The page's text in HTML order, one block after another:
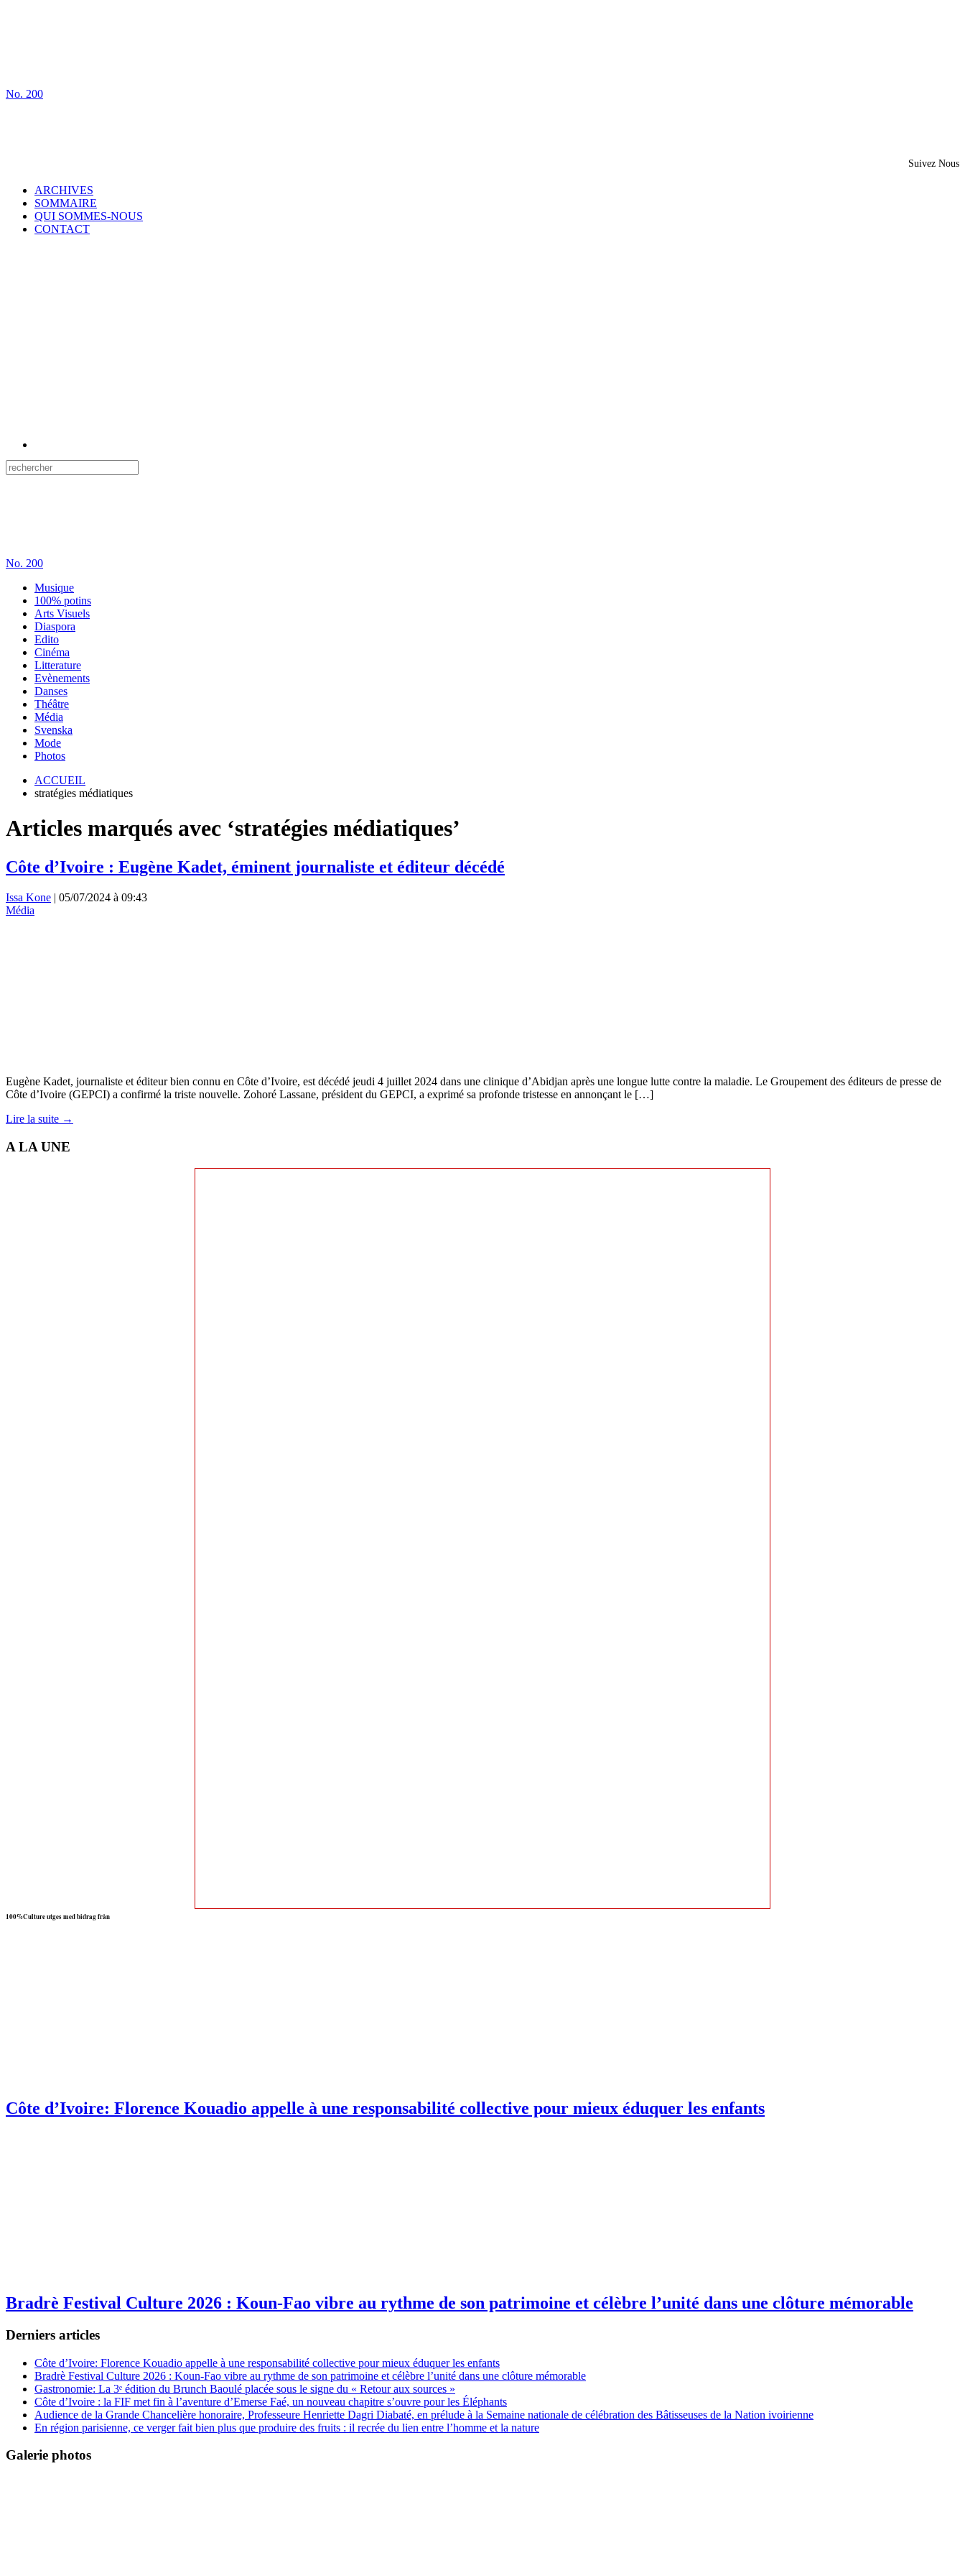
No. 200
Suivez Nous
ARCHIVES
SOMMAIRE
QUI SOMMES-NOUS
CONTACT
No. 200
Musique
100% potins
Arts Visuels
Diaspora
Edito
Cinéma
Litterature
Evènements
Danses
Théâtre
Média
Svenska
Mode
Photos
ACCUEIL
stratégies médiatiques
Articles marqués avec ‘stratégies médiatiques’
Côte d’Ivoire : Eugène Kadet, éminent journaliste et éditeur décédé
Issa Kone | 05/07/2024 à 09:43
Média
Eugène Kadet, journaliste et éditeur bien connu en Côte d’Ivoire, est décédé jeudi 4 juillet 2024 dans une clinique d’Abidjan après une longue lutte contre la maladie. Le Groupement des éditeurs de presse de
Côte d’Ivoire (GEPCI) a confirmé la triste nouvelle. Zohoré Lassane, président du GEPCI, a exprimé sa profonde tristesse en annonçant le […]
Lire la suite →
A LA UNE
100%Culture utges med bidrag från
Côte d’Ivoire: Florence Kouadio appelle à une responsabilité collective pour mieux éduquer les enfants
Bradrè Festival Culture 2026 : Koun-Fao vibre au rythme de son patrimoine et célèbre l’unité dans une clôture mémorable
Derniers articles
Côte d’Ivoire: Florence Kouadio appelle à une responsabilité collective pour mieux éduquer les enfants
Bradrè Festival Culture 2026 : Koun-Fao vibre au rythme de son patrimoine et célèbre l’unité dans une clôture mémorable
Gastronomie: La 3ᵉ édition du Brunch Baoulé placée sous le signe du « Retour aux sources »
Côte d’Ivoire : la FIF met fin à l’aventure d’Emerse Faé, un nouveau chapitre s’ouvre pour les Éléphants
Audience de la Grande Chancelière honoraire, Professeure Henriette Dagri Diabaté, en prélude à la Semaine nationale de célébration des Bâtisseuses de la Nation ivoirienne
En région parisienne, ce verger fait bien plus que produire des fruits : il recrée du lien entre l’homme et la nature
Galerie photos